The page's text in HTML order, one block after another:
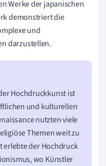
Werke der japanischen
demonstriert die
und
darzustellen.
Hochdruckkunst ist
und kulturellen
nutzten viele
Themen weit zu
erlebte der Hochdruck
wo Künstler